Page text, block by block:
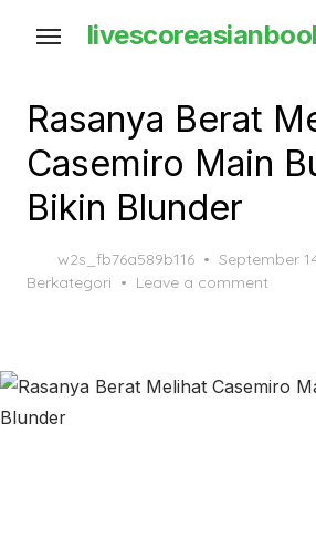
contentRasanya Berat
Casemiro Main
Bikin Blunder
w2s_fb76a589b116
Posted
on
September
Berkategori
Leave a comment